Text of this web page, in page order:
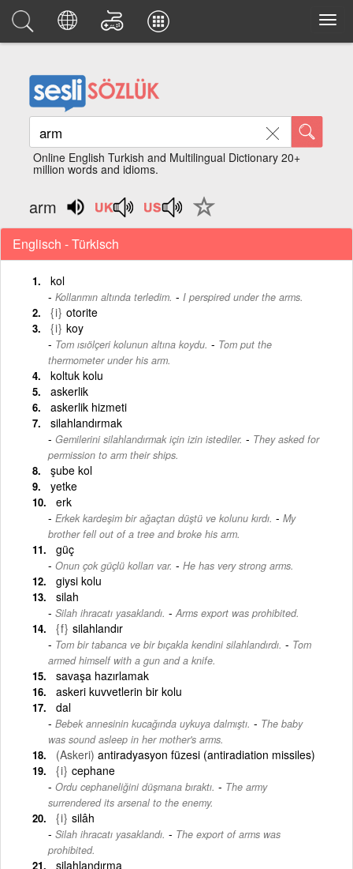
Online English Turkish and Multilingual Dictionary 20+
million words and idioms.
arm
Englisch - Türkisch
kol
Kollarımın altında terledim. - I perspired under the arms.
{i} otorite
{i} koy
Tom ısıölçeri kolunun altına koydu. - Tom put the
thermometer under his arm.
koltuk kolu
askerlik
askerlik hizmeti
silahlandırmak
Gemilerini silahlandırmak için izin istediler. - They asked for
permission to arm their ships.
şube kol
yetke
erk
Erkek kardeşim bir ağaçtan düştü ve kolunu kırdı. - My
brother fell out of a tree and broke his arm.
güç
Onun çok güçlü kolları var. - He has very strong arms.
giysi kolu
silah
Silah ihracatı yasaklandı. - Arms export was prohibited.
{f} silahlandır
Tom bir tabanca ve bir bıçakla kendini silahlandırdı. - Tom
armed himself with a gun and a knife.
savaşa hazırlamak
askeri kuvvetlerin bir kolu
dal
Bebek annesinin kucağında uykuya dalmıştı. - The baby
was sound asleep in her mother's arms.
(Askeri) antiradyasyon füzesi (antiradiation missiles)
{i} cephane
Ordu cephaneliğini düşmana bıraktı. - The army
surrendered its arsenal to the enemy.
{i} silâh
Silah ihracatı yasaklandı. - The export of arms was
prohibited.
silahlandırma